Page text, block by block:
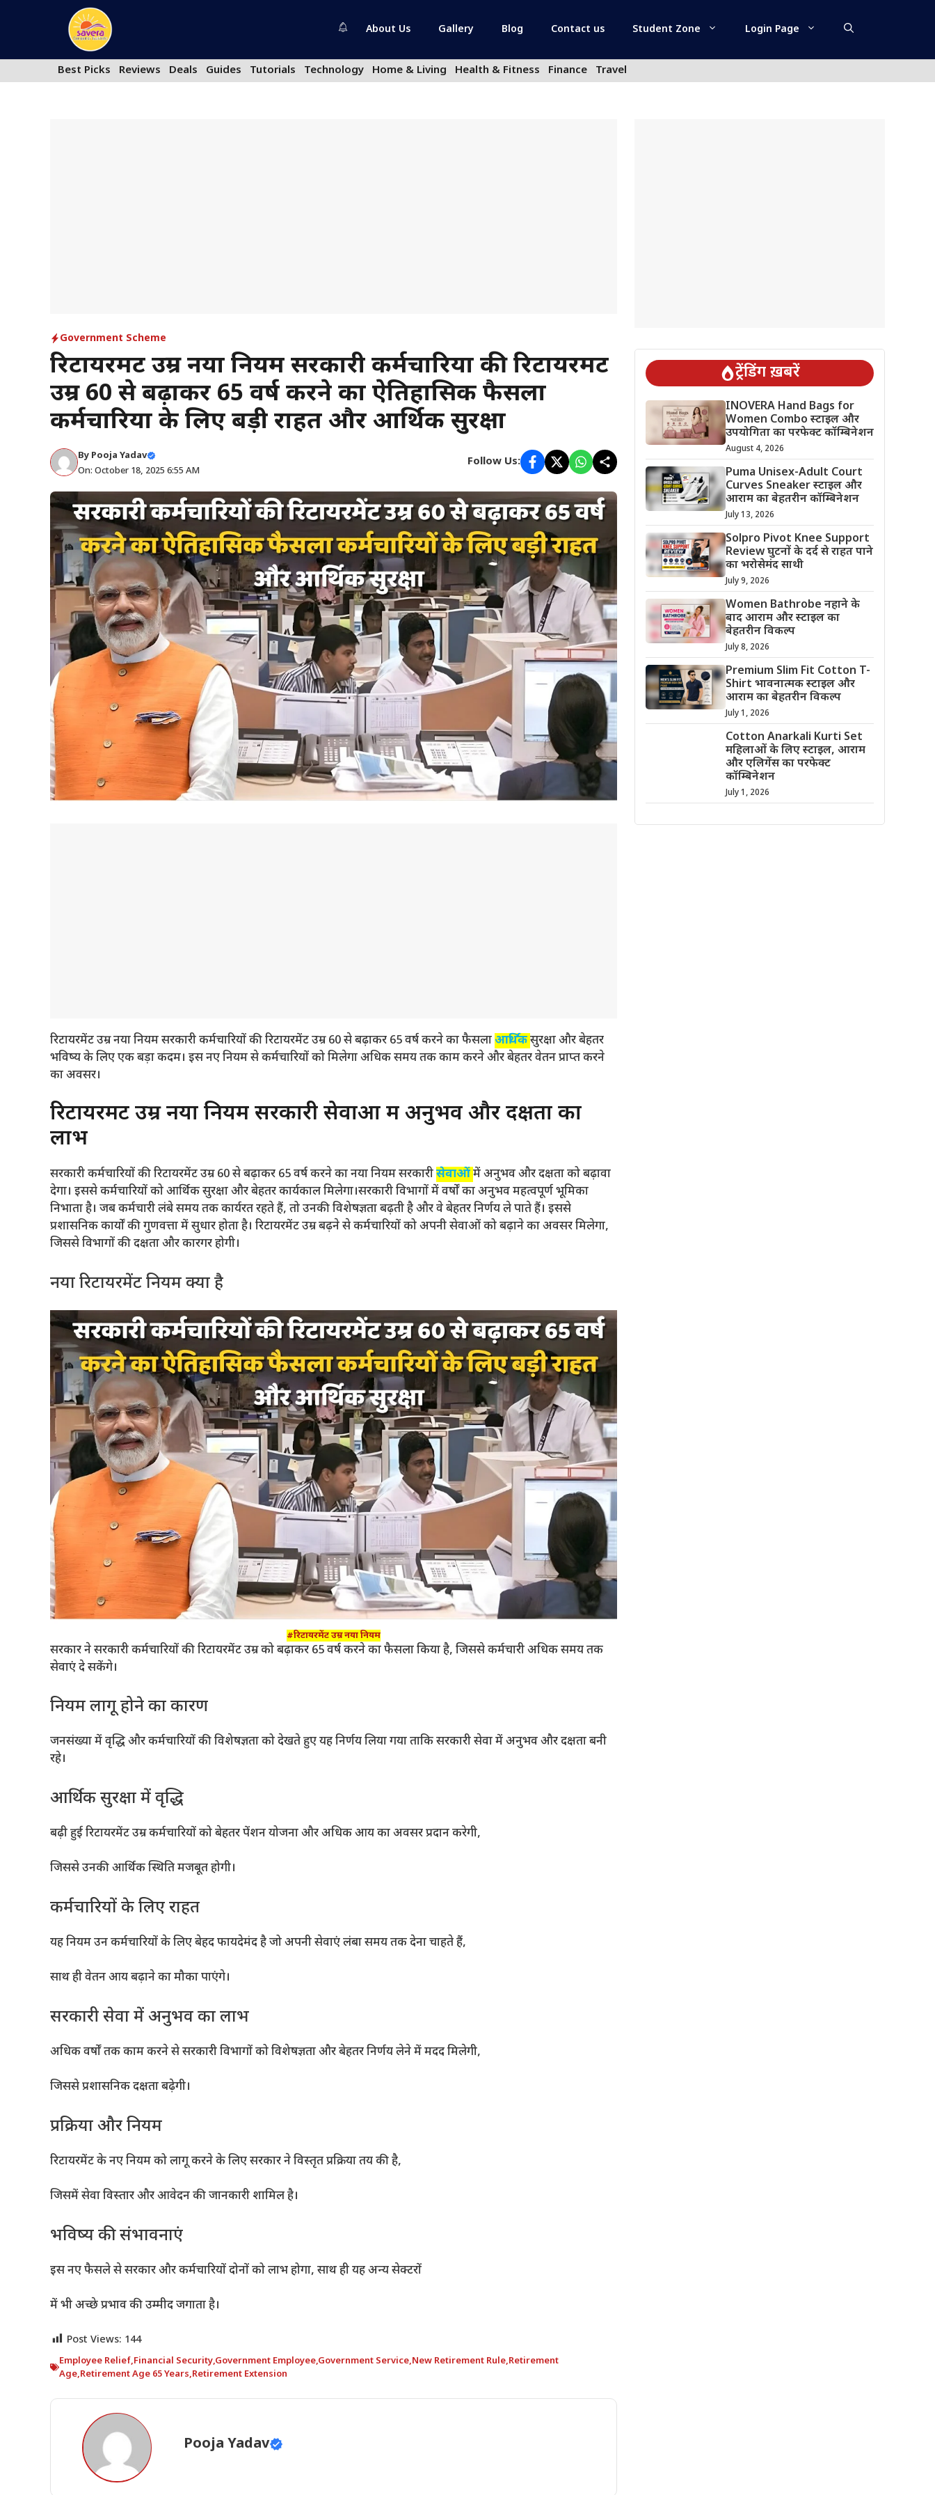
About Us Gallery Blog Contact us Student Zone Login Page
Best Picks Reviews Deals Guides Tutorials Technology Home & Living Health & Fitness Finance Travel
Government Scheme
रिटायरमेंट उम्र नया नियम सरकारी कर्मचारियों की रिटायरमेंट
उम्र 60 से बढ़ाकर 65 वर्ष करने का ऐतिहासिक फैसला
कर्मचारियों के लिए बड़ी राहत और आर्थिक सुरक्षा
By Pooja Yadav
On: October 18, 2025 6:55 AM
Follow Us:
रिटायरमेंट उम्र नया नियम सरकारी कर्मचारियों की रिटायरमेंट उम्र 60 से बढ़ाकर 65 वर्ष करने का फैसलाआर्थिकसुरक्षा और बेहतर
भविष्य के लिए एक बड़ा कदम। इस नए नियम से कर्मचारियों को मिलेगा अधिक समय तक काम करने और बेहतर वेतन प्राप्त करने
का अवसर।
रिटायरमेंट उम्र नया नियम सरकारी सेवाओं में अनुभव और दक्षता का
लाभ
सरकारी कर्मचारियों की रिटायरमेंट उम्र 60 से बढ़ाकर 65 वर्ष करने का नया नियम सरकारीसेवाओंमें अनुभव और दक्षता को बढ़ावा
देगा। इससे कर्मचारियों को आर्थिक सुरक्षा और बेहतर कार्यकाल मिलेगा।सरकारी विभागों में वर्षों का अनुभव महत्वपूर्ण भूमिका
निभाता है। जब कर्मचारी लंबे समय तक कार्यरत रहते हैं, तो उनकी विशेषज्ञता बढ़ती है और वे बेहतर निर्णय ले पाते हैं। इससे
प्रशासनिक कार्यों की गुणवत्ता में सुधार होता है। रिटायरमेंट उम्र बढ़ने से कर्मचारियों को अपनी सेवाओं को बढ़ाने का अवसर मिलेगा,
जिससे विभागों की दक्षता और कारगर होगी।
नया रिटायरमेंट नियम क्या है
#रिटायरमेंट उम्र नया नियम
सरकार ने सरकारी कर्मचारियों की रिटायरमेंट उम्र को बढ़ाकर 65 वर्ष करने का फैसला किया है, जिससे कर्मचारी अधिक समय तक
सेवाएं दे सकेंगे।
नियम लागू होने का कारण
जनसंख्या में वृद्धि और कर्मचारियों की विशेषज्ञता को देखते हुए यह निर्णय लिया गया ताकि सरकारी सेवा में अनुभव और दक्षता बनी
रहे।
आर्थिक सुरक्षा में वृद्धि
बढ़ी हुई रिटायरमेंट उम्र कर्मचारियों को बेहतर पेंशन योजना और अधिक आय का अवसर प्रदान करेगी,
जिससे उनकी आर्थिक स्थिति मजबूत होगी।
कर्मचारियों के लिए राहत
यह नियम उन कर्मचारियों के लिए बेहद फायदेमंद है जो अपनी सेवाएं लंबा समय तक देना चाहते हैं,
साथ ही वेतन आय बढ़ाने का मौका पाएंगे।
सरकारी सेवा में अनुभव का लाभ
अधिक वर्षों तक काम करने से सरकारी विभागों को विशेषज्ञता और बेहतर निर्णय लेने में मदद मिलेगी,
जिससे प्रशासनिक दक्षता बढ़ेगी।
प्रक्रिया और नियम
रिटायरमेंट के नए नियम को लागू करने के लिए सरकार ने विस्तृत प्रक्रिया तय की है,
जिसमें सेवा विस्तार और आवेदन की जानकारी शामिल है।
भविष्य की संभावनाएं
इस नए फैसले से सरकार और कर्मचारियों दोनों को लाभ होगा, साथ ही यह अन्य सेक्टरों
में भी अच्छे प्रभाव की उम्मीद जगाता है।
Post Views: 144
Employee Relief,Financial Security,Government Employee,Government Service,New Retirement Rule,Retirement
Age,Retirement Age 65 Years,Retirement Extension
Pooja Yadav
ट्रेंडिंग ख़बरें
INOVERA Hand Bags for
Women Combo स्टाइल और
उपयोगिता का परफेक्ट कॉम्बिनेशन
August 4, 2026
Puma Unisex-Adult Court
Curves Sneaker स्टाइल और
आराम का बेहतरीन कॉम्बिनेशन
July 13, 2026
Solpro Pivot Knee Support
Review घुटनों के दर्द से राहत पाने
का भरोसेमंद साथी
July 9, 2026
Women Bathrobe नहाने के
बाद आराम और स्टाइल का
बेहतरीन विकल्प
July 8, 2026
Premium Slim Fit Cotton T-
Shirt भावनात्मक स्टाइल और
आराम का बेहतरीन विकल्प
July 1, 2026
Cotton Anarkali Kurti Set
महिलाओं के लिए स्टाइल, आराम
और एलिगेंस का परफेक्ट
कॉम्बिनेशन
July 1, 2026